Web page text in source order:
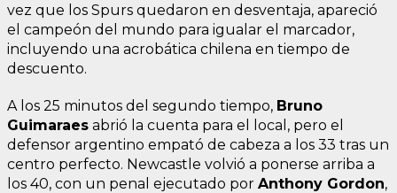
vez que los Spurs quedaron en desventaja, apareció
el campeón del mundo para igualar el marcador,
incluyendo una acrobática chilena en tiempo de
descuento.
A los 25 minutos del segundo tiempo, Bruno
Guimaraes abrió la cuenta para el local, pero el
defensor argentino empató de cabeza a los 33 tras un
centro perfecto. Newcastle volvió a ponerse arriba a
los 40, con un penal ejecutado por Anthony Gordon,